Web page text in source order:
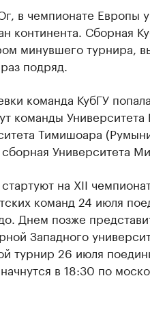
в чемпионате Европы
континента. Сборная
минувшего турнира,
подряд.
команда КубГУ
команды
Тимишоара
Университета
на XII
команд 24 июля
Днем позже
Западного
турнир 26 июля
в 18:30 по